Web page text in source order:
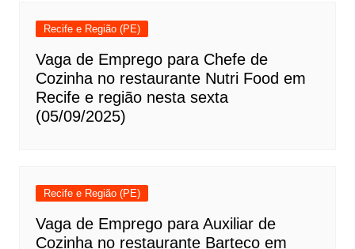
Recife e Região (PE)
Vaga de Emprego para Chefe de
Cozinha no restaurante Nutri Food em
Recife e região nesta sexta
(05/09/2025)
Recife e Região (PE)
Vaga de Emprego para Auxiliar de
Cozinha no restaurante Barteco em